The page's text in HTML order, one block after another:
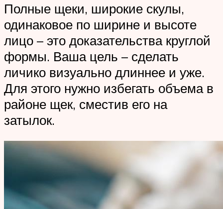
Полные щеки, широкие скулы,
одинаковое по ширине и высоте
лицо – это доказательства круглой
формы. Ваша цель – сделать
личико визуально длиннее и уже.
Для этого нужно избегать объема в
районе щек, сместив его на
затылок.